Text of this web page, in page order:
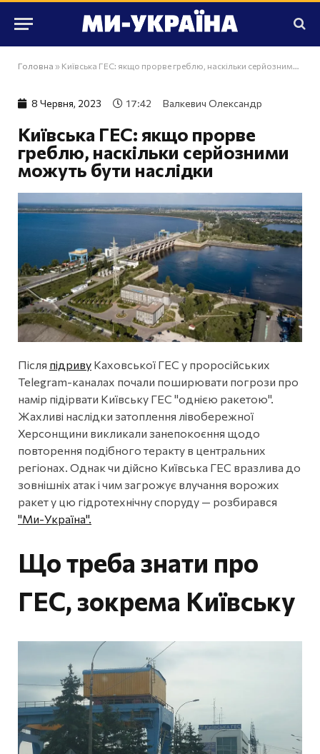
Головна » Київська ГЕС: якщо прорве греблю, наскільки серйозними можуть бути наслідки
8 Червня, 2023 17:42 Валкевич Олександр
Київська ГЕС: якщо прорве
греблю, наскільки серйозними
можуть бути наслідки
Після підриву Каховської ГЕС у проросійських
Telegram-каналах почали поширювати погрози про
намір підірвати Київську ГЕС "однією ракетою".
Жахливі наслідки затоплення лівобережної
Херсонщини викликали занепокоєння щодо
повторення подібного теракту в центральних
регіонах. Однак чи дійсно Київська ГЕС вразлива до
зовнішніх атак і чим загрожує влучання ворожих
ракет у цю гідротехнічну споруду — розбирався
"Ми-Україна".
Що треба знати про
ГЕС, зокрема Київську